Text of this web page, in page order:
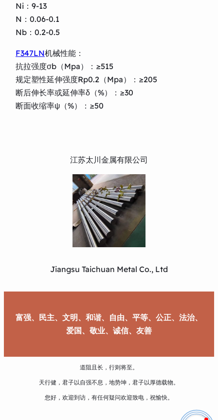
Ni：9-13
N：0.06-0.1
Nb：0.2-0.5
F347LN机械性能：
抗拉强度σb（Mpa）：≥515
规定塑性延伸强度Rp0.2（Mpa）：≥205
断后伸长率或延伸率δ（%）：≥30
断面收缩率ψ（%）：≥50
江苏太川金属有限公司
Jiangsu Taichuan Metal Co., Ltd
富强、民主、文明、和谐、自由、平等、公正、法治、
爱国、敬业、诚信、友善
道阻且长，行则将至。
天行健，君子以自强不息，地势坤，君子以厚德载物。
您好，欢迎到访，有任何疑问欢迎致电，祝愉快。